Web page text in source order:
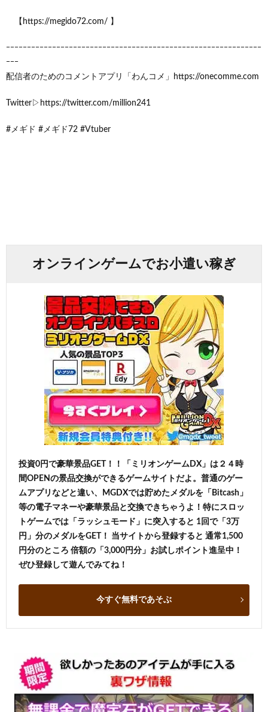
【https://megido72.com/ 】
ｰｰｰｰｰｰｰｰｰｰｰｰｰｰｰｰｰｰｰｰｰｰｰｰｰｰｰｰｰｰｰｰｰｰｰｰｰｰｰｰｰｰｰｰｰｰｰｰｰｰｰｰｰｰｰｰｰｰｰｰｰ
ｰｰｰ
配信者のためのコメントアプリ「わんコメ」https://onecomme.com
Twitter▷https://twitter.com/million241
#メギド #メギド72 #Vtuber
オンラインゲームでお小遣い稼ぎ
投資0円で豪華景品GET！！「ミリオンゲームDX」は２４時
間OPENの景品交換ができるゲームサイトだよ。普通のゲー
ムアプリなどと違い、MGDXでは貯めたメダルを「Bitcash」
等の電子マネーや豪華景品と交換できちゃうよ！特にスロッ
トゲームでは「ラッシュモード」に突入すると 1回で「3万
円」分のメダルをGET！ 当サイトから登録すると 通常1,500
円分のところ 倍額の「3,000円分」お試しポイント進呈中！
ぜひ登録して遊んでみてね！
今すぐ無料であそぶ